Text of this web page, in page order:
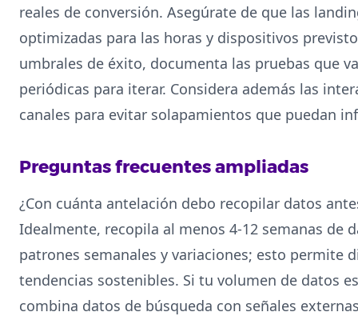
reales de conversión. Asegúrate de que las
optimizadas para las horas y dispositivos
umbrales de éxito, documenta las pruebas que
periódicas para iterar. Considera además las
canales para evitar solapamientos que puedan
Preguntas frecuentes ampliadas
¿Con cuánta antelación debo recopilar datos
Idealmente, recopila al menos 4-12 semanas de
patrones semanales y variaciones; esto permite
tendencias sostenibles. Si tu volumen de datos
combina datos de búsqueda con señales